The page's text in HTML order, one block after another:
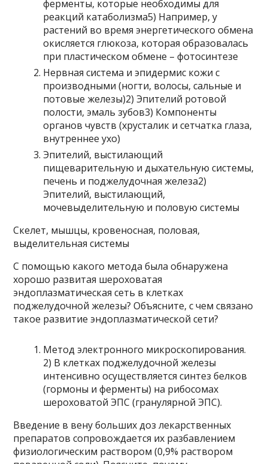
ферменты, которые необходимы для
реакций катаболизма5) Например, у
растений во время энергетического обмена
окисляется глюкоза, которая образовалась
при пластическом обмене – фотосинтезе
Нервная система и эпидермис кожи с
производными (ногти, волосы, сальные и
потовые железы)2) Эпителий ротовой
полости, эмаль зубов3) Компоненты
органов чувств (хрусталик и сетчатка глаза,
внутреннее ухо)
Эпителий, выстилающий
пищеварительную и дыхательную системы,
печень и поджелудочная железа2)
Эпителий, выстилающий,
мочевыделительную и половую системы
Скелет, мышцы, кровеносная, половая,
выделительная системы
С помощью какого метода была обнаружена
хорошо развитая шероховатая
эндоплазматическая сеть в клетках
поджелудочной железы? Объясните, с чем связано
такое развитие эндоплазматической сети?
Метод электронного микроскопирования.
2) В клетках поджелудочной железы
интенсивно осуществляется синтез белков
(гормоны и ферменты) на рибосомах
шероховатой ЭПС (гранулярной ЭПС).
Введение в вену больших доз лекарственных
препаратов сопровождается их разбавлением
физиологическим раствором (0,9% раствором